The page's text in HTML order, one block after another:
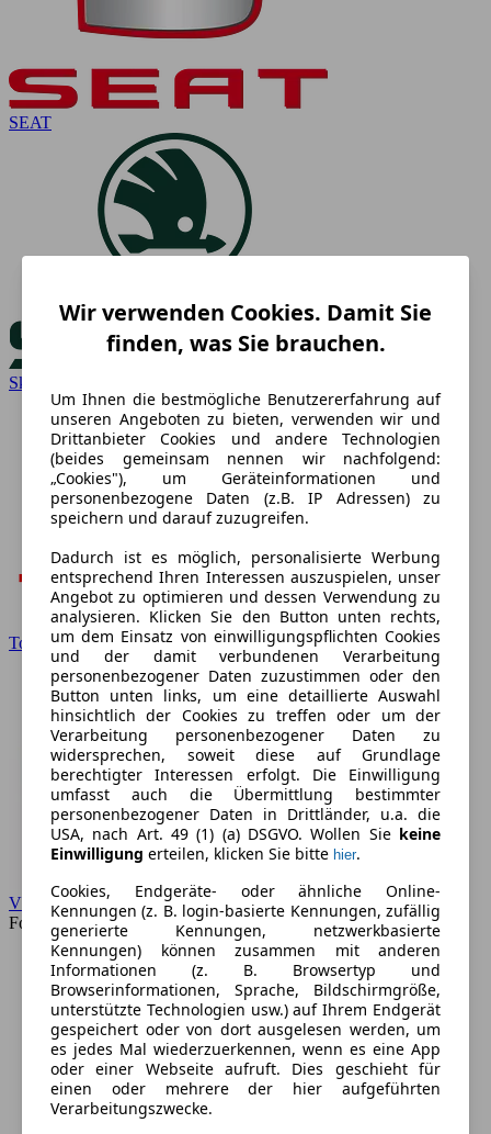
SEAT
Skoda
Toyota
VW
Forum
Wir verwenden Cookies. Damit Sie
finden, was Sie brauchen.
Um Ihnen die bestmögliche Benutzererfahrung auf
unseren Angeboten zu bieten, verwenden wir und
Drittanbieter Cookies und andere Technologien
(beides gemeinsam nennen wir nachfolgend:
„Cookies"), um Geräteinformationen und
personenbezogene Daten (z.B. IP Adressen) zu
speichern und darauf zuzugreifen.
Dadurch ist es möglich, personalisierte Werbung
entsprechend Ihren Interessen auszuspielen, unser
Angebot zu optimieren und dessen Verwendung zu
analysieren. Klicken Sie den Button unten rechts,
um dem Einsatz von einwilligungspflichten Cookies
und der damit verbundenen Verarbeitung
personenbezogener Daten zuzustimmen oder den
Button unten links, um eine detaillierte Auswahl
hinsichtlich der Cookies zu treffen oder um der
Verarbeitung personenbezogener Daten zu
widersprechen, soweit diese auf Grundlage
berechtigter Interessen erfolgt. Die Einwilligung
umfasst auch die Übermittlung bestimmter
personenbezogener Daten in Drittländer, u.a. die
USA, nach Art. 49 (1) (a) DSGVO. Wollen Sie keine
Einwilligung erteilen, klicken Sie bitte hier.
Cookies, Endgeräte- oder ähnliche Online-
Kennungen (z. B. login-basierte Kennungen, zufällig
generierte Kennungen, netzwerkbasierte
Kennungen) können zusammen mit anderen
Informationen (z. B. Browsertyp und
Browserinformationen, Sprache, Bildschirmgröße,
unterstützte Technologien usw.) auf Ihrem Endgerät
gespeichert oder von dort ausgelesen werden, um
es jedes Mal wiederzuerkennen, wenn es eine App
oder einer Webseite aufruft. Dies geschieht für
einen oder mehrere der hier aufgeführten
Verarbeitungszwecke.